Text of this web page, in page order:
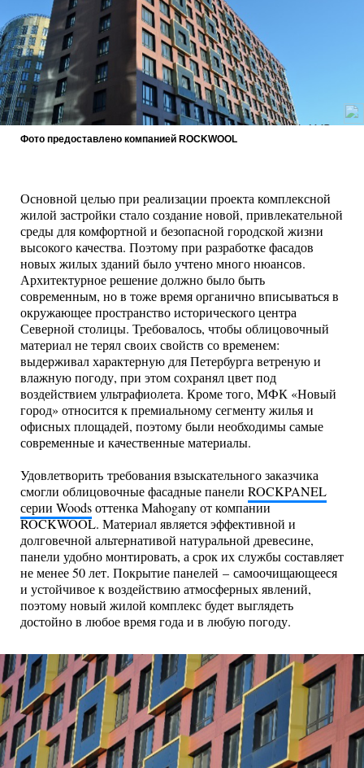
Фото предоставлено компанией ROCKWOOL
Основной целью при реализации проекта комплексной
жилой застройки стало создание новой, привлекательной
среды для комфортной и безопасной городской жизни
высокого качества. Поэтому при разработке фасадов
новых жилых зданий было учтено много нюансов.
Архитектурное решение должно было быть
современным, но в тоже время органично вписываться в
окружающее пространство исторического центра
Северной столицы. Требовалось, чтобы облицовочный
материал не терял своих свойств со временем:
выдерживал характерную для Петербурга ветреную и
влажную погоду, при этом сохранял цвет под
воздействием ультрафиолета. Кроме того, МФК «Новый
город» относится к премиальному сегменту жилья и
офисных площадей, поэтому были необходимы самые
современные и качественные материалы.
Удовлетворить требования взыскательного заказчика
смогли облицовочные фасадные панели ROCKPANEL
серии Woodsоттенка Mahogany от компании
ROCKWOOL. Материал является эффективной и
долговечной альтернативой натуральной древесине,
панели удобно монтировать, а срок их службы составляет
не менее 50 лет. Покрытие панелей – самоочищающееся
и устойчивое к воздействию атмосферных явлений,
поэтому новый жилой комплекс будет выглядеть
достойно в любое время года и в любую погоду.